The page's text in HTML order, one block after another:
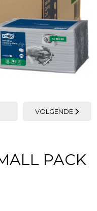
VOLGENDE
PACK